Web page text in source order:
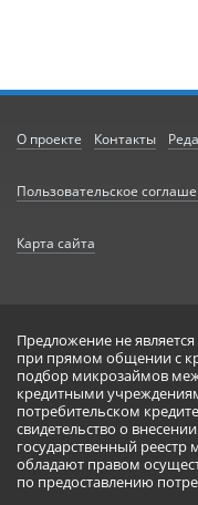
О проекте Контакты
Пользовательское
Карта сайта
Предложение не
при прямом общении с
подбор микрозаймов
кредитными
потребительском
свидетельство о
государственный
обладают правом
по предоставлению